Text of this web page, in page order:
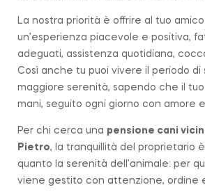
La nostra priorità è offrire al tuo
un’esperienza piacevole e positiva,
adeguati, assistenza quotidiana,
Così anche tu puoi vivere il periodo di
maggiore serenità, sapendo che il
mani, seguito ogni giorno con amore
Per chi cerca una pensione cani
Pietro, la tranquillità del proprietario
quanto la serenità dell’animale: per
viene gestito con attenzione, ordine